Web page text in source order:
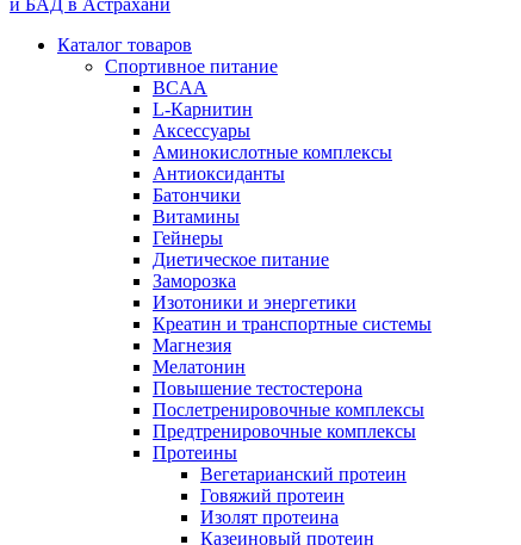
и БАД в Астрахани
Каталог товаров
Спортивное питание
BCAA
L-Карнитин
Аксессуары
Аминокислотные комплексы
Антиоксиданты
Батончики
Витамины
Гейнеры
Диетическое питание
Заморозка
Изотоники и энергетики
Креатин и транспортные системы
Магнезия
Мелатонин
Повышение тестостерона
Послетренировочные комплексы
Предтренировочные комплексы
Протеины
Вегетарианский протеин
Говяжий протеин
Изолят протеина
Казеиновый протеин